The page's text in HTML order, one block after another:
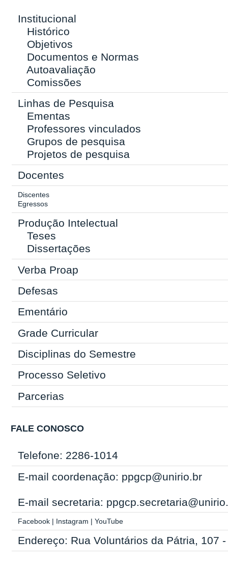
Institucional
Histórico
Objetivos
Documentos e Normas
Autoavaliação
Comissões
Linhas de Pesquisa
Ementas
Professores vinculados
Grupos de pesquisa
Projetos de pesquisa
Docentes
Discentes
Egressos
Produção Intelectual
Teses
Dissertações
Verba Proap
Defesas
Ementário
Grade Curricular
Disciplinas do Semestre
Processo Seletivo
Parcerias
FALE CONOSCO
Telefone: 2286-1014
E-mail coordenação: ppgcp@unirio.br
E-mail secretaria:
Facebook| Instagram | YouTube
Endereço: Rua Voluntários da Pátria, 107